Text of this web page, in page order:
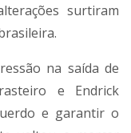
surtiram
na saída de
e Endrick
e garantir o